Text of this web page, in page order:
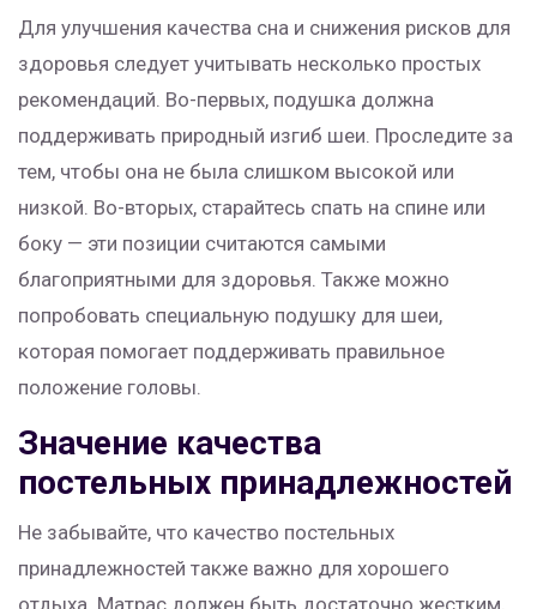
Для улучшения качества сна и снижения рисков для
здоровья следует учитывать несколько простых
рекомендаций. Во-первых, подушка должна
поддерживать природный изгиб шеи. Проследите за
тем, чтобы она не была слишком высокой или
низкой. Во-вторых, старайтесь спать на спине или
боку — эти позиции считаются самыми
благоприятными для здоровья. Также можно
попробовать специальную подушку для шеи,
которая помогает поддерживать правильное
положение головы.
Значение качества
постельных принадлежностей
Не забывайте, что качество постельных
принадлежностей также важно для хорошего